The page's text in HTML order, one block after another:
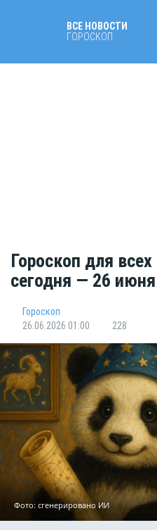
ВСЕ НОВОСТИ
ГОРОСКОП
Гороскоп для
сегодня — 26 июня
Гороскоп
26.06.2026 01:00
228
Фото: сгенерировано ИИ